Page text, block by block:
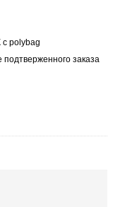
polybag
заказа